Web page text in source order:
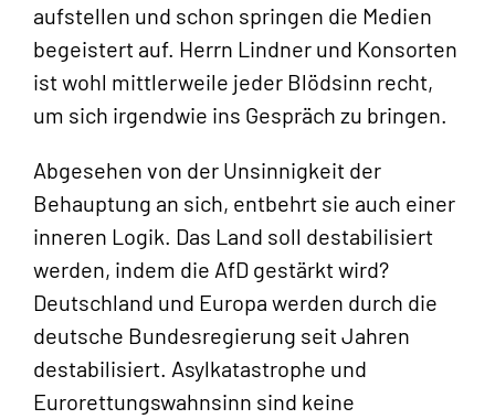
aufstellen und schon springen die Medien
begeistert auf. Herrn Lindner und Konsorten
ist wohl mittlerweile jeder Blödsinn recht,
um sich irgendwie ins Gespräch zu bringen.
Abgesehen von der Unsinnigkeit der
Behauptung an sich, entbehrt sie auch einer
inneren Logik. Das Land soll destabilisiert
werden, indem die AfD gestärkt wird?
Deutschland und Europa werden durch die
deutsche Bundesregierung seit Jahren
destabilisiert. Asylkatastrophe und
Eurorettungswahnsinn sind keine